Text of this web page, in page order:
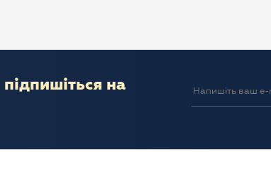
підпишіться на